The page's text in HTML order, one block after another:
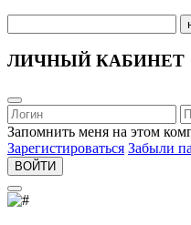
ЛИЧНЫЙ КАБИНЕТ
Запомнить меня на этом
Зарегистироваться Забыли
ВОЙТИ